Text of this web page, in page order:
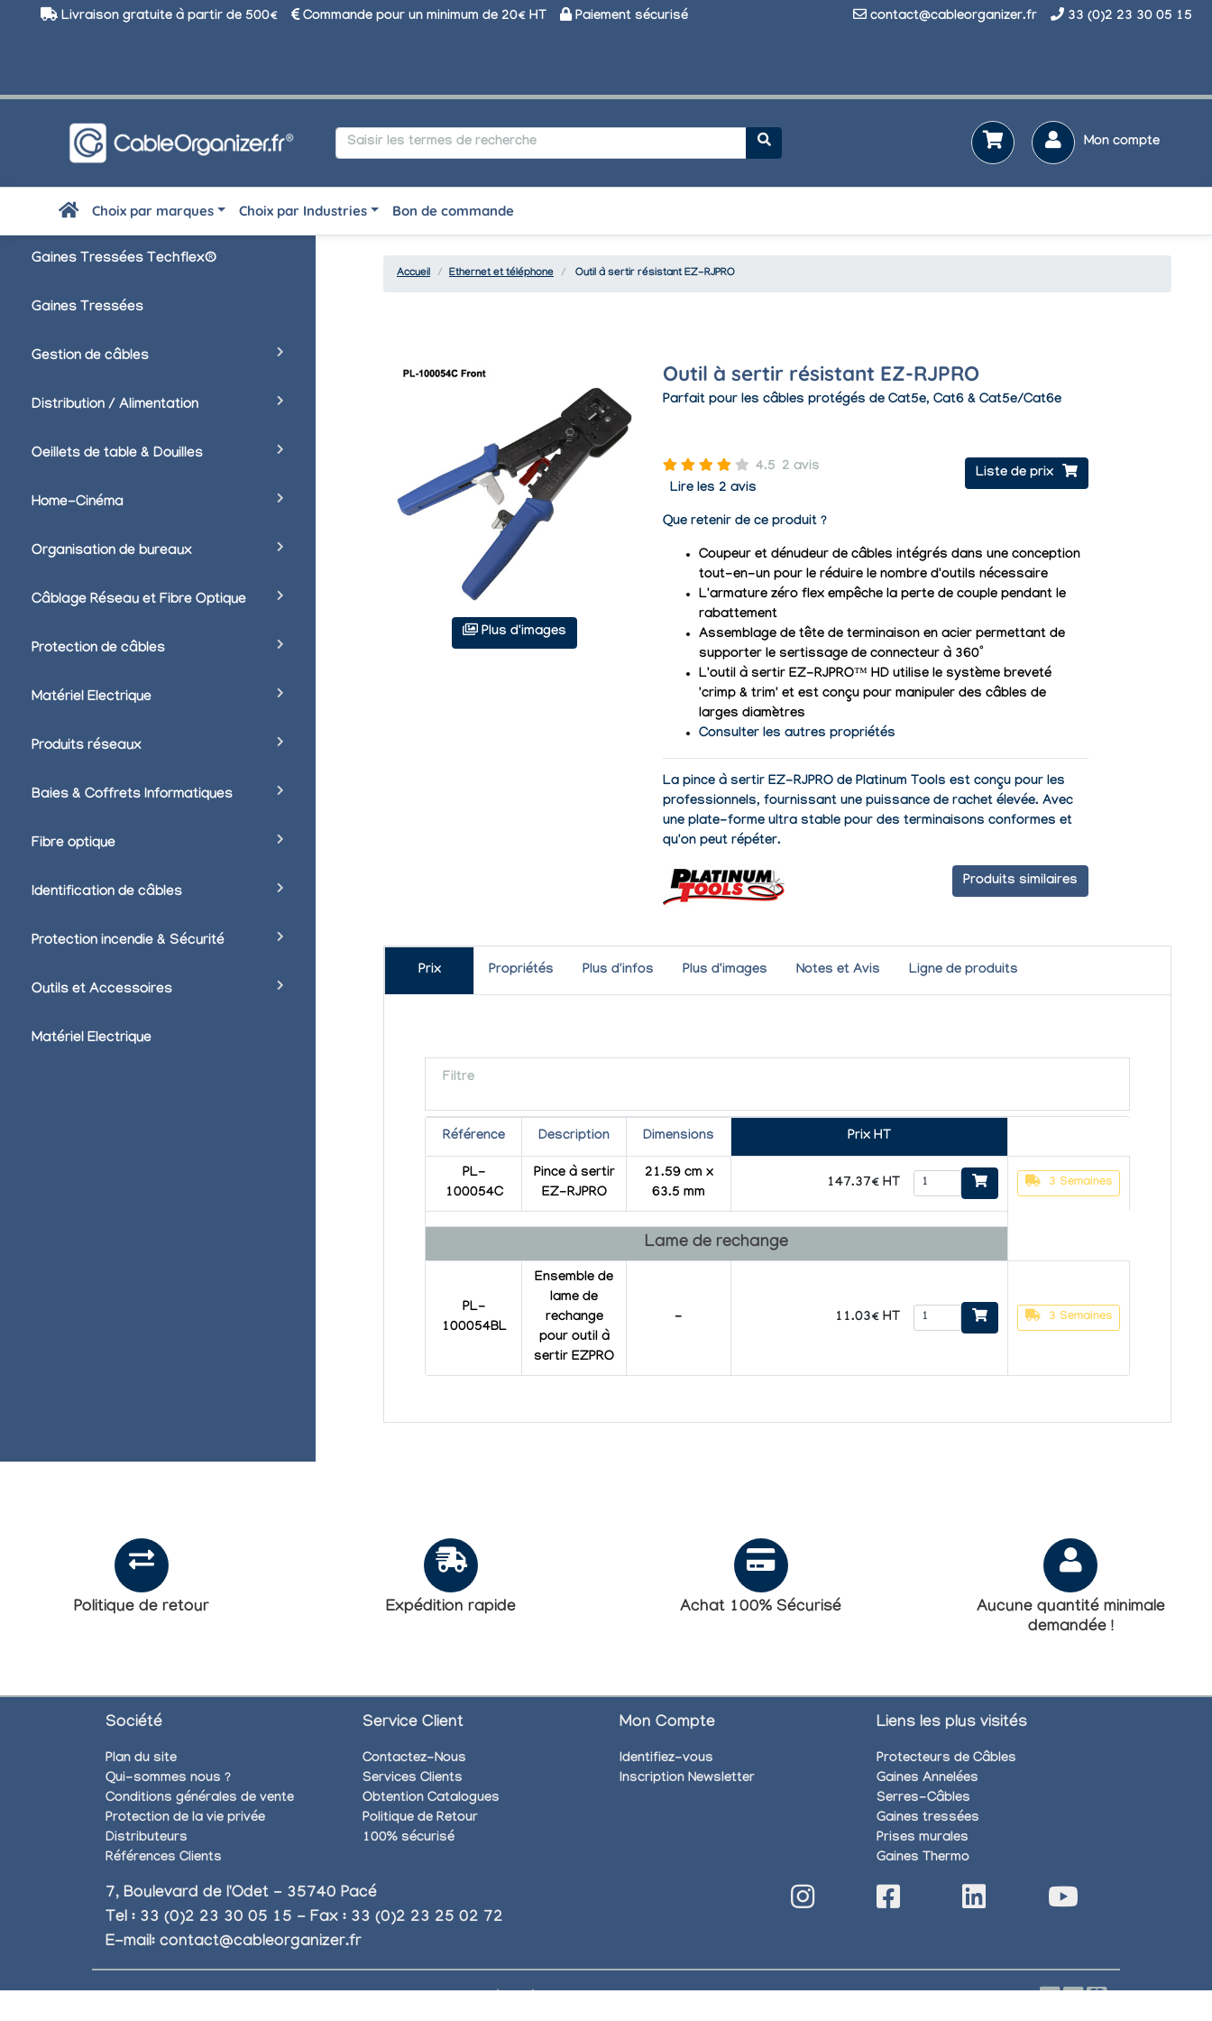
Livraison gratuite à partir de 500€ Commande pour un minimum de 20€ HT Paiement sécurisé contact@cableorganizer.fr 33 (0)2 23 30 05 15
Mon compte
Choix par marques Choix par Industries Bon de commande
Gaines Tressées Techflex®
Gaines Tressées
Gestion de câbles
Distribution / Alimentation
Oeillets de table & Douilles
Home-Cinéma
Organisation de bureaux
Câblage Réseau et Fibre Optique
Protection de câbles
Matériel Electrique
Produits réseaux
Baies & Coffrets Informatiques
Fibre optique
Identification de câbles
Protection incendie & Sécurité
Outils et Accessoires
Matériel Electrique
Accueil Ethernet et téléphone Outil à sertir résistant EZ-RJPRO
Plus d'images
Outil à sertir résistant EZ-RJPRO
Parfait pour les câbles protégés de Cat5e, Cat6 & Cat5e/Cat6e
4.5 2 avis
Lire les 2 avis
Liste de prix
Que retenir de ce produit ?
Coupeur et dénudeur de câbles intégrés dans une conception
tout-en-un pour le réduire le nombre d'outils nécessaire
L'armature zéro flex empêche la perte de couple pendant le
rabattement
Assemblage de tête de terminaison en acier permettant de
supporter le sertissage de connecteur à 360°
L'outil à sertir EZ-RJPRO™ HD utilise le système breveté
'crimp & trim' et est conçu pour manipuler des câbles de
larges diamètres
Consulter les autres propriétés
La pince à sertir EZ-RJPRO de Platinum Tools est conçu pour les
professionnels, fournissant une puissance de rachet élevée. Avec
une plate-forme ultra stable pour des terminaisons conformes et
qu'on peut répéter.
Produits similaires
Prix Propriétés Plus d'infos Plus d'images Notes et Avis Ligne de produits
Filtre
Référence Description Dimensions Prix HT
PL-
100054C
Pince à sertir
EZ-RJPRO
21.59 cm x
63.5 mm
147.37€ HT 3 Semaines
Lame de rechange
PL-
100054BL
Ensemble de
lame de
rechange
pour outil à
sertir EZPRO
- 11.03€ HT 3 Semaines
Politique de retour Expédition rapide Achat 100% Sécurisé
Aucune quantité minimale
demandée !
Société
Plan du site
Qui-sommes nous ?
Conditions générales de vente
Protection de la vie privée
Distributeurs
Références Clients
Service Client
Contactez-Nous
Services Clients
Obtention Catalogues
Politique de Retour
100% sécurisé
Mon Compte
Identifiez-vous
Inscription Newsletter
Liens les plus visités
Protecteurs de Câbles
Gaines Annelées
Serres-Câbles
Gaines tressées
Prises murales
Gaines Thermo
7, Boulevard de l'Odet - 35740 Pacé
Tel : 33 (0)2 23 30 05 15 - Fax : 33 (0)2 23 25 02 72
E-mail: contact@cableorganizer.fr